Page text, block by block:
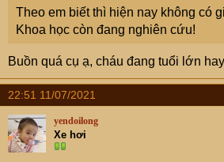
Theo em biết thì hiện nay không có
Khoa học còn đang nghiên cứu!
Buồn quá cụ ạ, cháu đang tuổi lớn
22:51 11/07/2021
yendoilong
Xe hơi